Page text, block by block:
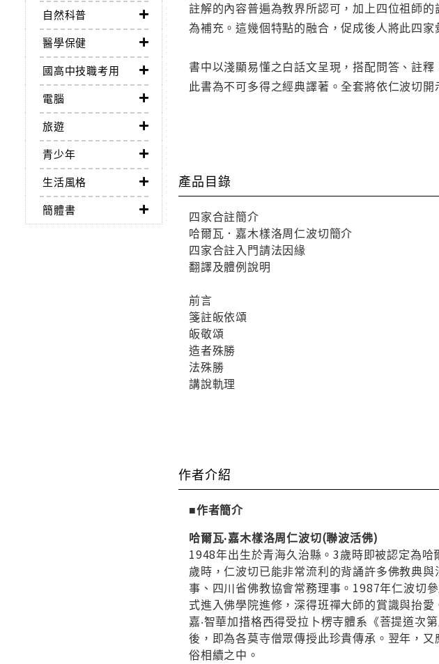
自然科普
醫學保健
國高中技職考用
電腦
旅遊
青少年
生活風格
簡體書
註解的內容普遍為教界所認可，加上四位祖師
為補充。這幾個特點的融合，促成後人將此四
書中以淺顯易懂之白話文呈現，搭配問答、註
此書為不可多得之經典譯著。全套將依仁波切
產品目錄
四家合註簡介
哈爾瓦．嘉木樣洛周仁波切簡介
四家合註入門請法因緣
翻譯及體例說明
前言
箋註皈依頌
皈敬頌
造者殊勝
法殊勝
講說軌理
作者介紹
■作者簡介
哈爾瓦‧嘉木樣洛周仁波切(聯波活佛)
1948年出生於青海久治縣。3歲時即被認定為
歲時，仁波切已能非常流利的背誦許多佛教典
事、四川省佛教協會常務理事。1987年仁波切
式進入佛學院進修，深得班禪大師的賞識與抬
嘉‧智華加措格西得受拉卜楞寺體系《菩提道次
後，即為各莫寺僧眾傳授此珍貴傳承。翌年，
俗相續之中。